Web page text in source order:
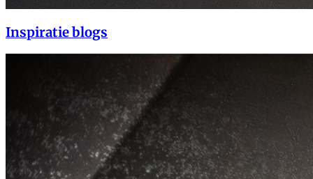
Inspiratie blogs